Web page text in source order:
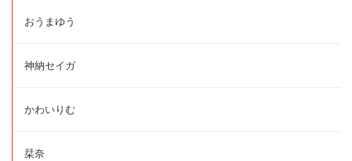
おうまゆう
神納セイガ
かわいりむ
栞奈